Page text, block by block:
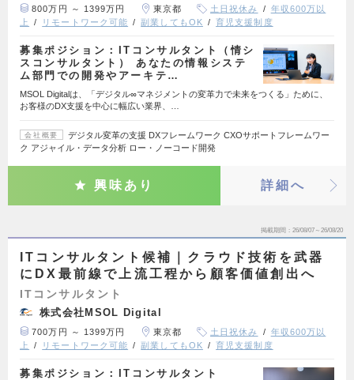
800万円 ～ 1399万円 東京都 土日祝休み
年収600万以
上
リモートワーク可能 副業してもOK 育児支援制度
募集ポジション：ITコンサルタント（情シ
スコンサルタント） あなたの情報システ
ム部門での開発やアーキテ…
MSOL Digitalは、「デジタル∞マネジメントの変革力で未来をつくる」ために、
お客様のDX支援を中心に幅広い業界、…
会社概要
デジタル変革の支援 DXフレームワーク CXOサポートフレームワー
ク アジャイル・データ分析 ロー・ノーコード開発
興味あり 詳細へ
掲載期間 26/08/07～26/08/20
ITコンサルタント候補｜クラウド技術を武器
にDX最前線で上流工程から顧客価値創出へ
ITコンサルタント
株式会社MSOL Digital
700万円 ～ 1399万円 東京都 土日祝休み
年収600万以
上
リモートワーク可能 副業してもOK 育児支援制度
募集ポジション：ITコンサルタント